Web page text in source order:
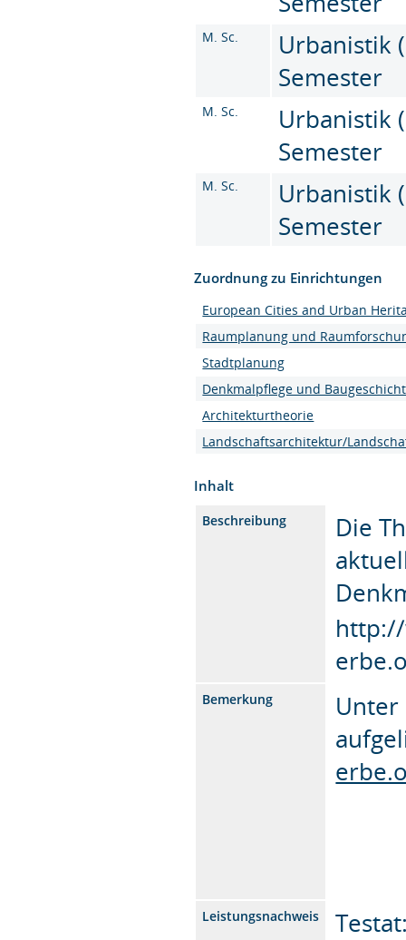
M. Sc.
Urbanistik
Semester
M. Sc.
Urbanistik
Semester
M. Sc.
Urbanistik
Semester
Zuordnung zu Einrichtungen
European Cities and Urban
Raumplanung und
Stadtplanung
Denkmalpflege und
Architekturtheorie
Landschaftsarchitektur/
Inhalt
Beschreibung
Die
Bemerkung
Unter
Leistungsnachweis